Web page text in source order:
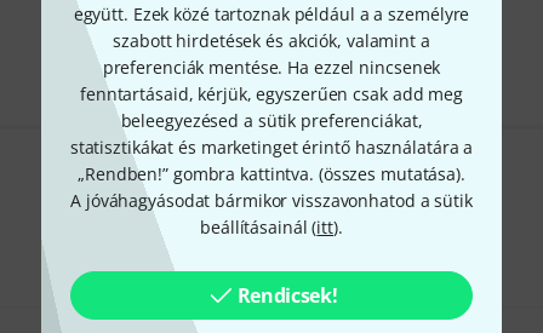
együtt. Ezek közé tartoznak például a a személyre
szabott hirdetések és akciók, valamint a
preferenciák mentése. Ha ezzel nincsenek
fenntartásaid, kérjük, egyszerűen csak add meg
beleegyezésed a sütik preferenciákat,
statisztikákat és marketinget érintő használatára a
„Rendben!” gombra kattintva. (összes mutatása).
A jóváhagyásodat bármikor visszavonhatod a sütik
beállításainál (itt).
Rendicsek!
Díjmentes szállítás 79 000 Ft fölött
Minden ár tartalmazza az ÁFÁ-t
Tetszik, amit látsz?
Megosztás Súgó & Visszajelzések